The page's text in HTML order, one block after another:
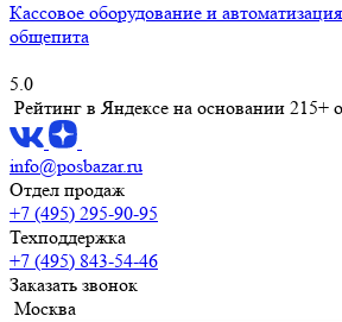
Кассовое оборудование и
общепита
5.0
Рейтинг в Яндексе на основании 215+
info@posbazar.ru
Отдел продаж
+7 (495) 295-90-95
Техподдержка
+7 (495) 843-54-46
Заказать звонок
Москва